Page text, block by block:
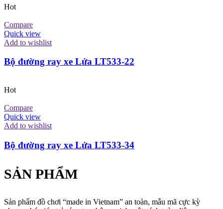
Hot
Compare
Quick view
Add to wishlist
Bộ đường ray xe Lửa LT533-22
Hot
Compare
Quick view
Add to wishlist
Bộ đường ray xe Lửa LT533-34
SẢN PHẨM
Sản phẩm đồ chơi “made in Vietnam” an toàn, mẫu mã cực kỳ